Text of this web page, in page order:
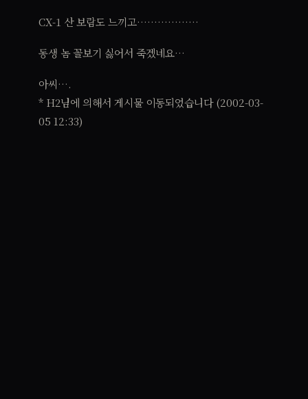
CX-1 산 보람도 느끼고………………
동생 놈 꼴보기 싫어서 죽겠네요…
아씨….
* H2님에 의해서 게시물 이동되었습니다 (2002-03-
05 12:33)